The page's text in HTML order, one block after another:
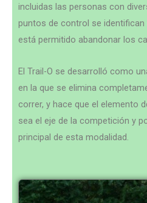
incluidas las personas con
puntos de control se identifican
está permitido abandonar los
El Trail-O se desarrolló como
en la que se elimina
correr, y hace que el elemento
sea el eje de la competición y
principal de esta modalidad.